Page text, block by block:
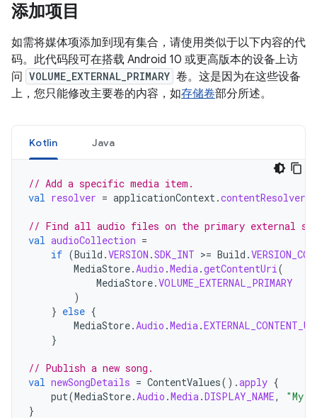
添加项目
如需将媒体项添加到现有集合，请使用类似于以下内容的代
码。此代码段可在搭载 Android 10 或更高版本的设备上访
问 VOLUME_EXTERNAL_PRIMARY 卷。这是因为在这些设备
上，您只能修改主要卷的内容，如存储卷部分所述。
Kotlin Java
// Add a specific media item.
val resolver = applicationContext.contentResolver
// Find all audio files on the primary external
val audioCollection =
if (Build .VERSION .SDK_INT >= Build .
MediaStore.Audio .Media.getContentUri(
MediaStore.VOLUME_EXTERNAL_PRIMARY
)
} else {
MediaStore.Audio .Media.
}
// Publish a new song.
val newSongDetails = ContentValues().apply {
put(MediaStore.Audio .Media.DISPLAY_NAME,
"My
}